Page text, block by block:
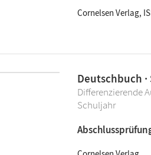
Cornelsen Verlag,
Deutschbuch
Differenzierende
Schuljahr